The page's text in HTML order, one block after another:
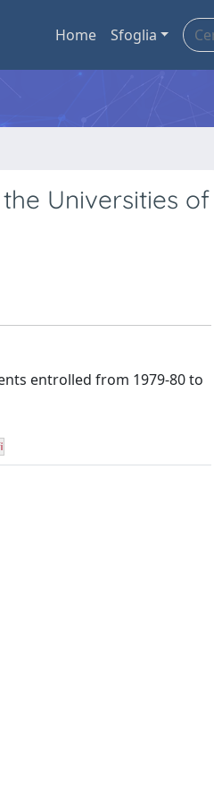
Home Sfoglia
Universities of
entrolled from 1979-80 to